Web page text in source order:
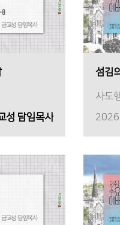
성 담임목사
섬김
사도